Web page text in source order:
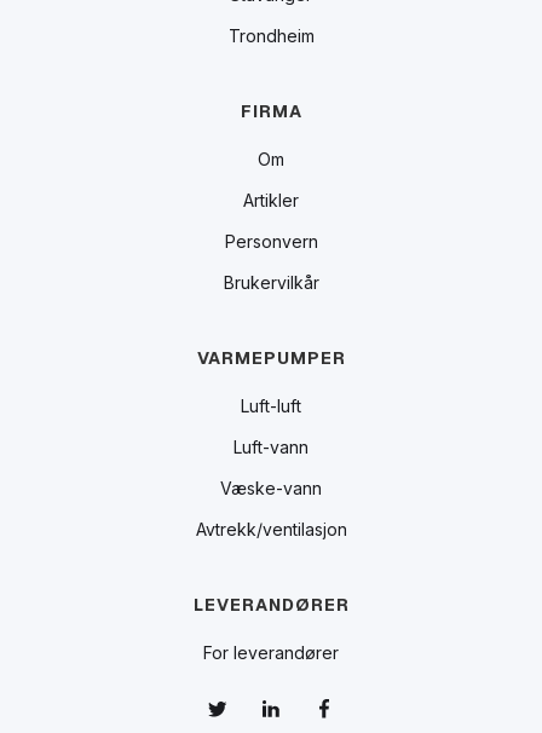
Trondheim
FIRMA
Om
Artikler
Personvern
Brukervilkår
VARMEPUMPER
Luft-luft
Luft-vann
Væske-vann
Avtrekk/ventilasjon
LEVERANDØRER
For leverandører